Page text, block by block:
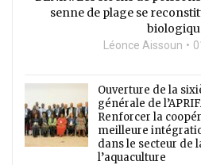
senne de plage se
Léonce Aissoun
Ouverture de la
générale de
Renforcer la
meilleure
dans le secteur de
l’aquaculture